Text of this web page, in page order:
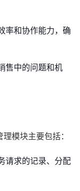
率和协作能力，确
售中的问题和机
模块主要包括：
请求的记录、分配